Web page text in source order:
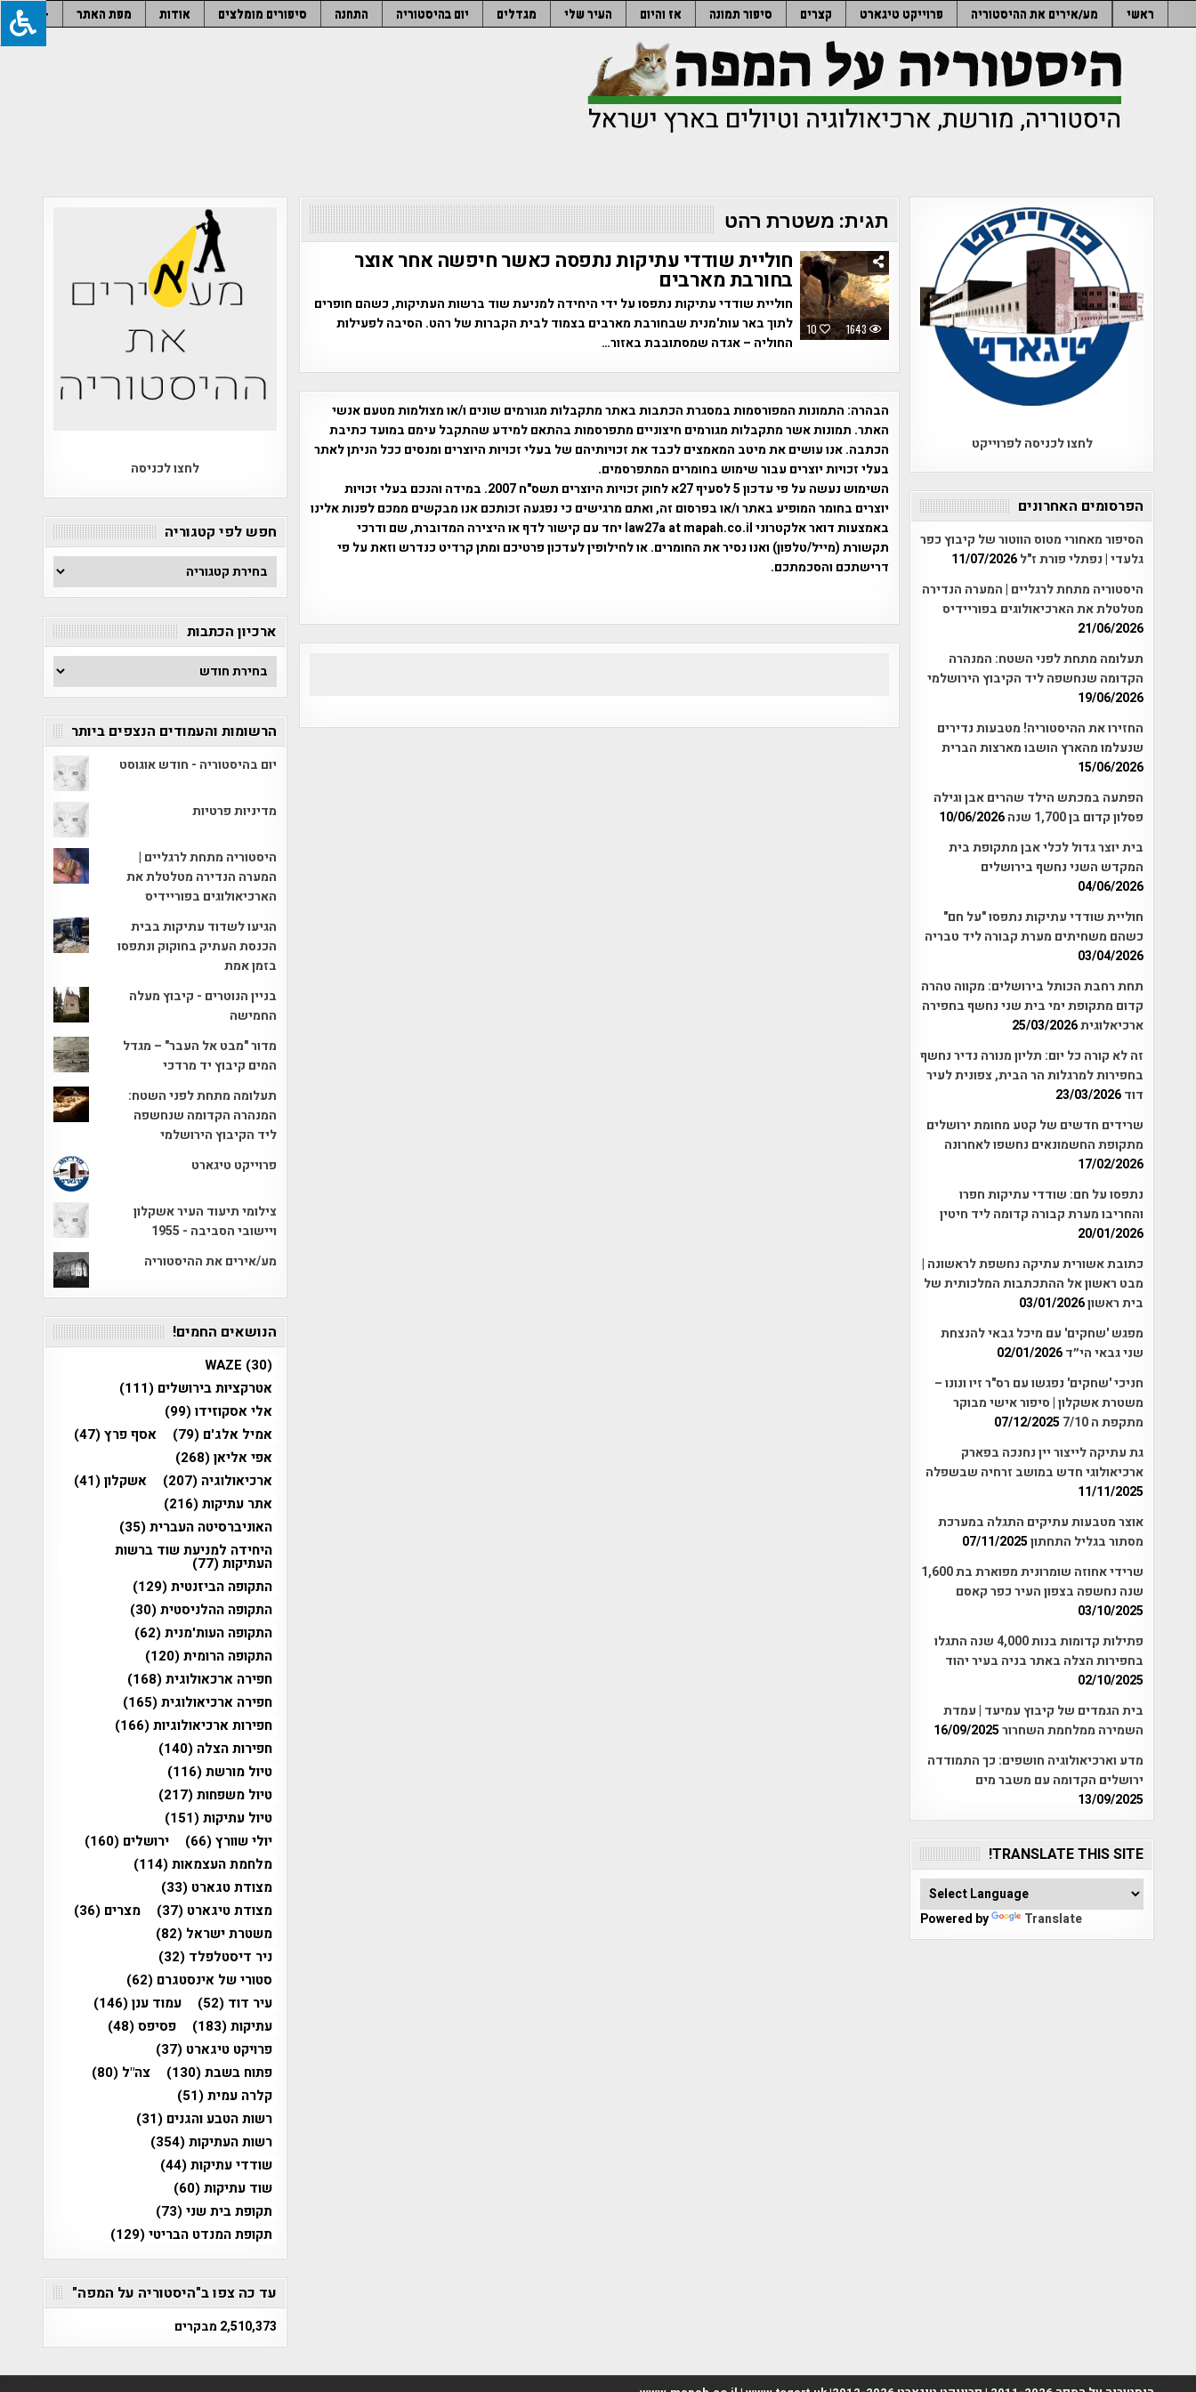
to
ראשי מע/אירים את ההיסטוריה פרוייקט טיגארט קצרים סיפור תמונה אז והיום העיר שלי מגדלים יום בהיסטוריה התחנה סיפורים מומלצים אודות מפת האתר –
תגית: משטרת רהט
10 1643
חוליית שודדי עתיקות נתפסה כאשר חיפשה אחר אוצר
בחורבת מארבים
חוליית שודדי עתיקות נתפסו על ידי היחידה למניעת שוד ברשות העתיקות, כשהם חופרים
לתוך באר עות'מנית שבחורבת מארבים בצמוד לבית הקברות של רהט. הסיבה לפעילות
החוליה – אגדה שמסתובבת באזור…
הבהרה: התמונות המפורסמות במסגרת הכתבות באתר מתקבלות מגורמים שונים ו/או מצולמות מטעם אנשי
האתר. תמונות אשר מתקבלות מגורמים חיצוניים מתפרסמות בהתאם למידע שהתקבל עימם במועד כתיבת
הכתבה. אנו עושים את מיטב המאמצים לכבד את זכויותיהם של בעלי זכויות היוצרים ומנסים ככל הניתן לאתר
בעלי זכויות יוצרים עבור שימוש בחומרים המתפרסמים.
השימוש נעשה על פי עדכון 5 לסעיף 27א לחוק זכויות היוצרים תשס"ח 2007. במידה והנכם בעלי זכויות
יוצרים בחומר המופיע באתר ו/או בפרסום זה, ואתם מרגישים כי נפגעה זכותכם אנו מבקשים ממכם לפנות אלינו
באמצעות דואר אלקטרוני law27a at mapah.co.il יחד עם קישור לדף או היצירה המדוברת, שם ודרכי
תקשורת (מייל/טלפון) ואנו נסיר את החומרים. או לחילופין לעדכון פרטיכם ומתן קרדיט כנדרש וזאת על פי
דרישתכם והסכמתכם.
לחצו לכניסה לפרוייקט
הפרסומים האחרונים
הסיפור מאחורי מטוס הווטור של קיבוץ כפר
גלעדי | נפתלי פורת ז"ל11/07/2026
היסטוריה מתחת לרגליים | המערה הנדירה
מטלטלת את הארכיאולוגים בפוריידיס
21/06/2026
תעלומה מתחת לפני השטח: המנהרה
הקדומה שנחשפה ליד הקיבוץ הירושלמי
19/06/2026
החזירו את ההיסטוריה! מטבעות נדירים
שנעלמו מהארץ הושבו מארצות הברית
15/06/2026
הפתעה במכתש הילד שהרים אבן וגילה
פסלון קדום בן 1,700 שנה
10/06/2026
בית יוצר גדול לכלי אבן מתקופת בית
המקדש השני נחשף בירושלים
04/06/2026
חוליית שודדי עתיקות נתפסו "על חם"
כשהם משחיתים מערת קבורה ליד טבריה
03/04/2026
תחת רחבת הכותל בירושלים: מקווה טהרה
קדום מתקופת ימי בית שני נחשף בחפירה
ארכיאלוגית25/03/2026
זה לא קורה כל יום: תליון מנורה נדיר נחשף
בחפירות למרגלות הר הבית, צפונית לעיר
דוד23/03/2026
שרידים חדשים של קטע מחומת ירושלים
מתקופת החשמונאים נחשפו לאחרונה
17/02/2026
נתפסו על חם: שודדי עתיקות חפרו
והחריבו מערת קבורה קדומה ליד חיטין
20/01/2026
כתובת אשורית עתיקה נחשפת לראשונה |
מבט ראשון אל ההתכתבות המלכותית של
בית ראשון03/01/2026
מפגש 'שחקים' עם מיכל גבאי להנצחת
שני גבאי הי״ד02/01/2026
חניכי 'שחקים' נפגשו עם רס"ר זיו ונונו –
משטרת אשקלון | סיפור אישי מבוקר
מתקפת ה 7/10
07/12/2025
גת עתיקה לייצור יין נחנכה בפארק
ארכיאולוגי חדש במושב זרחיה שבשפלה
11/11/2025
אוצר מטבעות עתיקים התגלה במערכת
מסתור בגליל התחתון07/11/2025
שרידי אחוזה שומרונית מפוארת בת 1,600
שנה נחשפה בצפון העיר כפר קאסם
03/10/2025
פתילות קדומות בנות 4,000 שנה התגלו
בחפירות הצלה באתר בניה בעיר יהוד
02/10/2025
בית הגמדים של קיבוץ עמיעד | עמדת
השמירה ממלחמת השחרור16/09/2025
מדע וארכיאולוגיה חושפים: כך התמודדה
ירושלים הקדומה עם משבר מים
13/09/2025
TRANSLATE THIS SITE!
Powered by Translate
לחצו לכניסה
חפש לפי קטגוריה
חפש
לפי
קטגוריה
ארכיון הכתבות
ארכיון
הכתבות
הרשומות והעמודים הנצפים ביותר
יום בהיסטוריה - חודש אוגוסט
מדיניות פרטיות
היסטוריה מתחת לרגליים |
המערה הנדירה מטלטלת את
הארכיאולוגים בפוריידיס
הגיעו לשדוד עתיקות בבית
הכנסת העתיק בחוקוק ונתפסו
בזמן אמת
בניין הנוטרים - קיבוץ מעלה
החמישה
מדור "מבט אל העבר" – מגדל
המים קיבוץ יד מרדכי
תעלומה מתחת לפני השטח:
המנהרה הקדומה שנחשפה
ליד הקיבוץ הירושלמי
פרוייקט טיגארט
צילומי תיעוד העיר אשקלון
ויישובי הסביבה - 1955
מע/אירים את ההיסטוריה
הנושאים החמים!
WAZE (30)
אטרקציות בירושלים (111)
אלי אסקוזידו(99)
אמיל אלג'ם (79) אסף פרץ(47)
אפי אליאן(268)
ארכיאולוגיה (207) אשקלון(41)
אתר עתיקות(216)
האוניברסיטה העברית(35)
היחידה למניעת שוד ברשות
העתיקות(77)
התקופה הביזנטית(129)
התקופה ההלניסטית(30)
התקופה העות'מנית(62)
התקופה הרומית(120)
חפירה ארכאולוגית(168)
חפירה ארכיאולוגית(165)
חפירות ארכיאולוגיות(166)
חפירות הצלה (140)
טיול מורשת(116)
טיול משפחות(217)
טיול עתיקות(151)
יולי שוורץ(66) ירושלים (160)
מלחמת העצמאות(114)
מצודת טגארט (33)
מצודת טיגארט (37) מצרים (36)
משטרת ישראל (82)
ניר דיסטלפלד (32)
סטורי של אינסטגרם (62)
עיר דוד (52) עמוד ענן(146)
עתיקות(183) פסיפס(48)
פרויקט טיגארט (37)
פתוח בשבת(130) צה"ל (80)
קלרה עמית(51)
רשות הטבע והגנים (31)
רשות העתיקות(354)
שודדי עתיקות(44)
שוד עתיקות(60)
תקופת בית שני(73)
תקופת המנדט הבריטי(129)
עד כה צפו ב"היסטוריה על המפה"
2,510,373 מבקרים